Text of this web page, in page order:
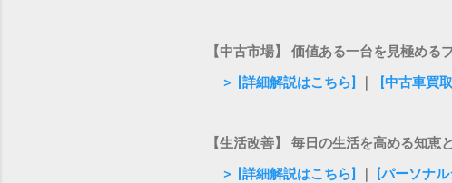
【中古市場】 価値ある一台を見極める
＞ [詳細解説はこちら]
[中古車買
【生活改善】 毎日の生活を高める知恵
＞ [詳細解説はこちら]
[パーソナ